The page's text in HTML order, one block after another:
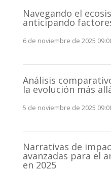
Navegando el
anticipando
6 de noviembre de 2025
Análisis
la evolución más
5 de noviembre de 2025
Narrativas de
avanzadas para el
en 2025